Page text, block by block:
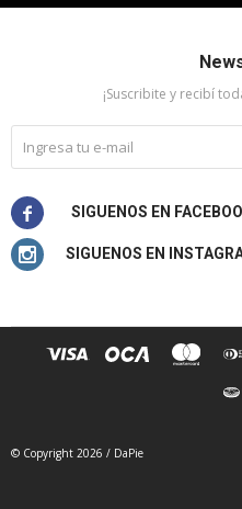
¡Suscribite y recibí


© Copyright 2026 / DaPie